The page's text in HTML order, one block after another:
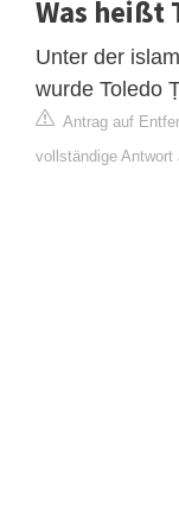
Was heißt
Unter der
wurde Toledo
Antrag auf
vollständige